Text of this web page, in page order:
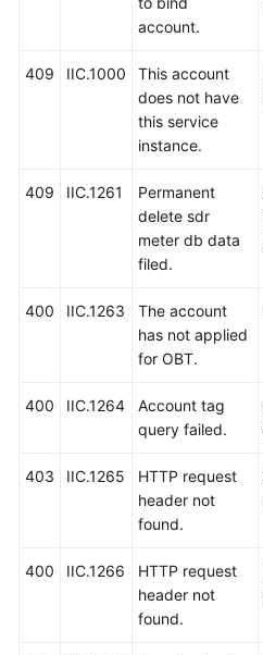
account.
409 IIC.1000
This account
does not have
this service
instance.
409 IIC.1261
Permanent
delete sdr
meter db data
filed.
400 IIC.1263
The account
has not applied
for OBT.
400 IIC.1264
Account tag
query failed.
403 IIC.1265
HTTP request
header not
found.
400 IIC.1266
HTTP request
header not
found.